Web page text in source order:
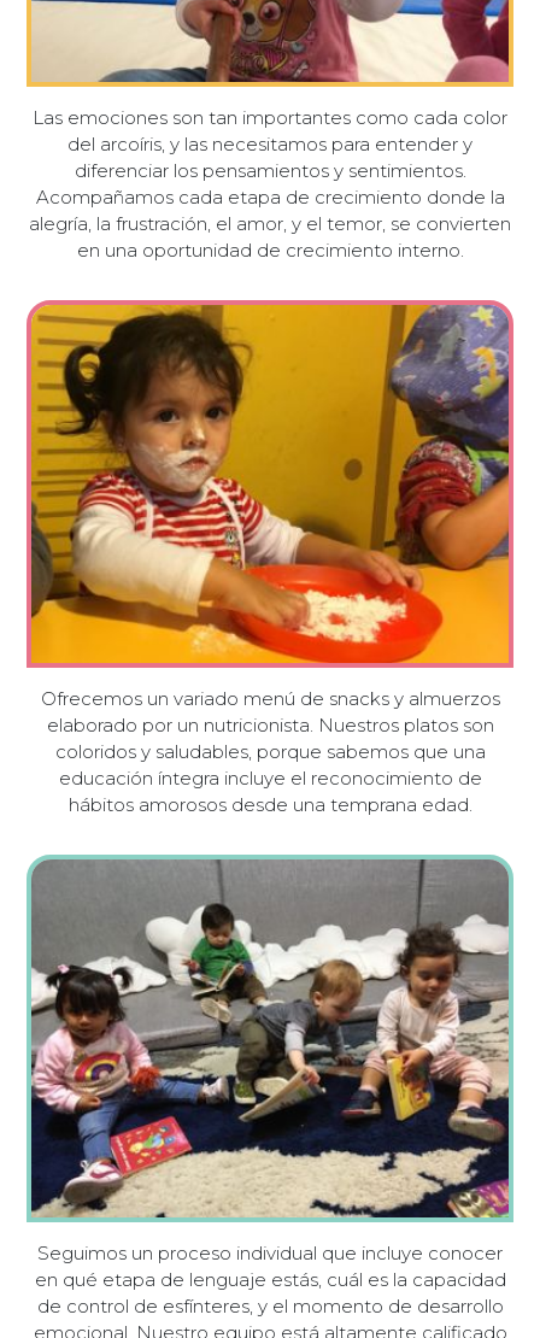
Las emociones son tan importantes como cada color
del arcoíris, y las necesitamos para entender y
diferenciar los pensamientos y sentimientos.
Acompañamos cada etapa de crecimiento donde la
alegría, la frustración, el amor, y el temor, se convierten
en una oportunidad de crecimiento interno.
Ofrecemos un variado menú de snacks y almuerzos
elaborado por un nutricionista. Nuestros platos son
coloridos y saludables, porque sabemos que una
educación íntegra incluye el reconocimiento de
hábitos amorosos desde una temprana edad.
Seguimos un proceso individual que incluye conocer
en qué etapa de lenguaje estás, cuál es la capacidad
de control de esfínteres, y el momento de desarrollo
emocional. Nuestro equipo está altamente calificado